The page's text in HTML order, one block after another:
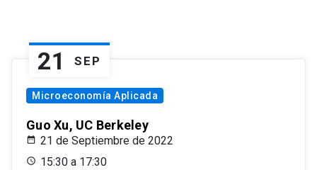
21 SEP
Microeconomía Aplicada
Guo Xu, UC Berkeley
21 de Septiembre de 2022
15:30 a 17:30